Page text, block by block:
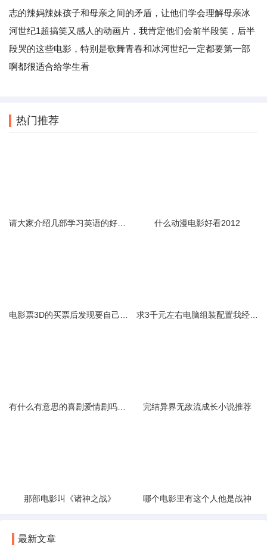
志的辣妈辣妹孩子和母亲之间的矛盾，让他们学会理解母亲冰
河世纪1超搞笑又感人的动画片，我肯定他们会前半段笑，后半
段哭的这些电影，特别是歌舞青春和冰河世纪一定都要第一部
啊都很适合给学生看
热门推荐
什么动漫电影好看2012
完结异界无敌流成长小说推荐
那部电影叫《诸神之战》 哪个电影里有这个人他是战神
最新文章